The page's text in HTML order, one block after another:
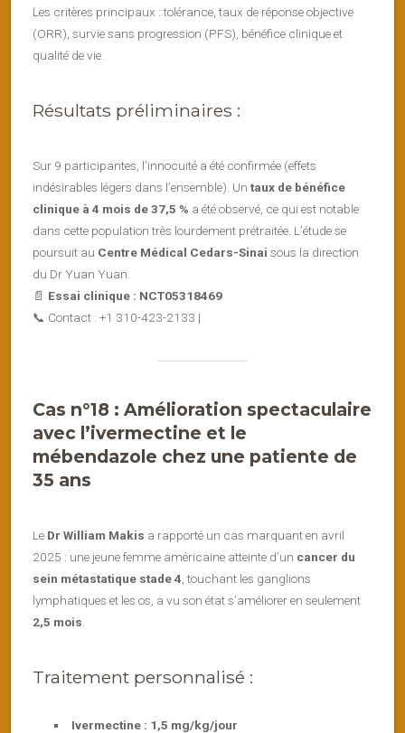
Les critères principaux : tolérance, taux de réponse objective
(ORR), survie sans progression (PFS), bénéfice clinique et
qualité de vie.
Résultats préliminaires :
Sur 9 participantes, l’innocuité a été confirmée (effets
indésirables légers dans l’ensemble). Un taux de bénéfice
clinique à 4 mois de 37,5 % a été observé, ce qui est notable
dans cette population très lourdement prétraitée. L’étude se
poursuit au Centre Médical Cedars-Sinai sous la direction
du Dr Yuan Yuan.
📄 Essai clinique : NCT05318469
📞 Contact : +1 310-423-2133 |
Cas n°18 : Amélioration spectaculaire
avec l’ivermectine et le
mébendazole chez une patiente de
35 ans
Le Dr William Makis a rapporté un cas marquant en avril
2025 : une jeune femme américaine atteinte d’un cancer du
sein métastatique stade 4 , touchant les ganglions
lymphatiques et les os, a vu son état s’améliorer en seulement
2,5 mois
Traitement personnalisé :
Ivermectine : 1,5 mg/kg/jour